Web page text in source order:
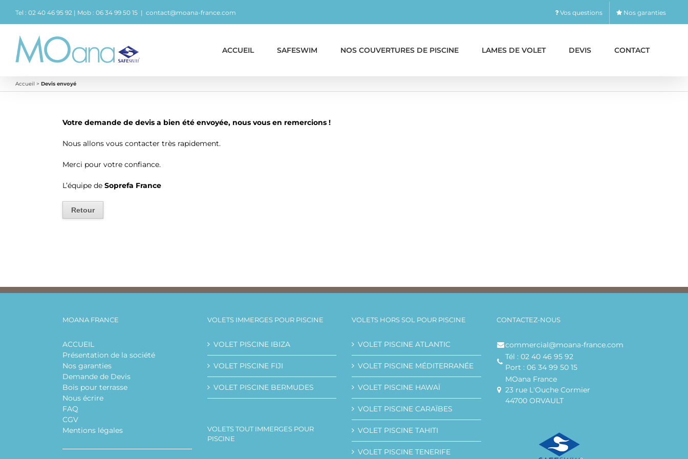
contenu
Tel : 02 40 46 95 92 | Mob : 06 34 99 50 15 | contact@moana-france.com Vos questions Nos garanties
ACCUEIL SAFESWIM NOS COUVERTURES DE PISCINE LAMES DE VOLET DEVIS CONTACT
Accueil > Devis envoyé
Votre demande de devis a bien été envoyée, nous vous en remercions !
Nous allons vous contacter très rapidement.
Merci pour votre confiance.
L’équipe de Soprefa France
Retour
MOANA FRANCE
ACCUEIL
Présentation de la société
Nos garanties
Demande de Devis
Bois pour terrasse
Nous écrire
FAQ
CGV
Mentions légales
VOLETS IMMERGES POUR PISCINE
VOLET PISCINE IBIZA
VOLET PISCINE FIJI
VOLET PISCINE BERMUDES
VOLETS TOUT IMMERGES POUR
PISCINE
VOLETS HORS SOL POUR PISCINE
VOLET PISCINE ATLANTIC
VOLET PISCINE MÉDITERRANÉE
VOLET PISCINE HAWAÏ
VOLET PISCINE CARAÏBES
VOLET PISCINE TAHITI
VOLET PISCINE TENERIFE
CONTACTEZ-NOUS
commercial@moana-france.com
Tél : 02 40 46 95 92
Port : 06 34 99 50 15
MOana France
23 rue L'Ouche Cormier
44700 ORVAULT